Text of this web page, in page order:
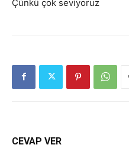
Çünkü çok seviyoruz
CEVAP VER